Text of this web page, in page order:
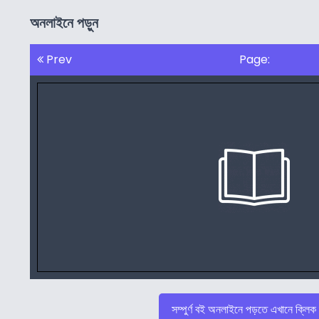
অনলাইনে পড়ুন
Prev Page:
সম্পুর্ণ বই অনলাইনে পড়তে এখানে